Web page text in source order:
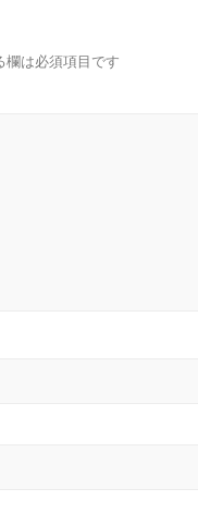
欄は必須項目です